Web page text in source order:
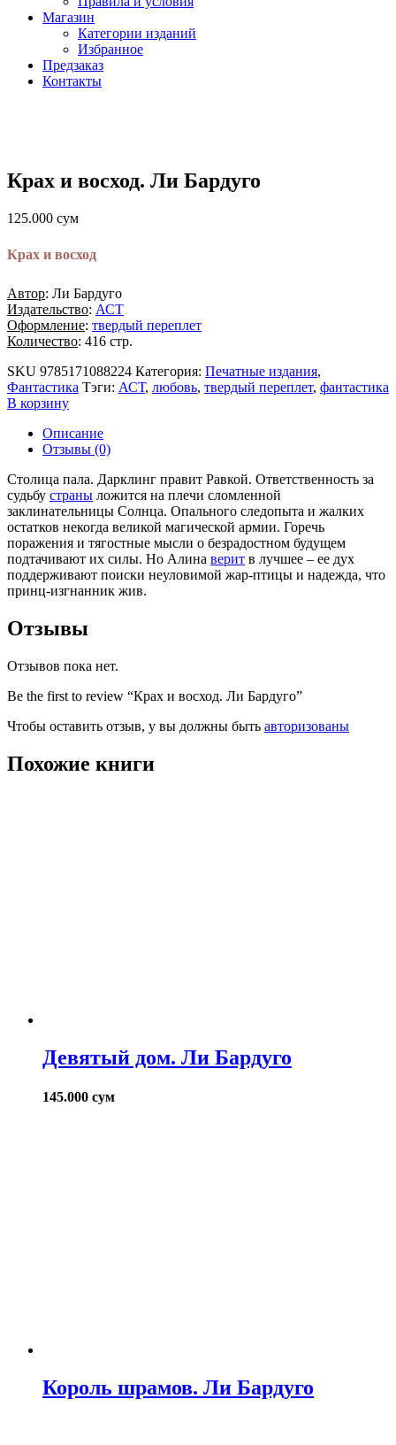
Магазин
Категории изданий
Избранное
Предзаказ
Контакты
Крах и восход. Ли Бардуго
125.000 сум
Крах и восход
Автор: Ли Бардуго
Издательство: АСТ
Оформление: твердый переплет
Количество: 416 стр.
SKU 9785171088224 Категория: Печатные издания,
Фантастика Тэги: АСТ, любовь, твердый переплет, фантастика
В корзину
Описание
Отзывы (0)
Столица пала. Дарклинг правит Равкой. Ответственность за
судьбу страны ложится на плечи сломленной
заклинательницы Солнца. Опального следопыта и жалких
остатков некогда великой магической армии. Горечь
поражения и тягостные мысли о безрадостном будущем
подтачивают их силы. Но Алина верит в лучшее – ее дух
поддерживают поиски неуловимой жар-птицы и надежда, что
принц-изгнанник жив.
Отзывы
Отзывов пока нет.
Be the first to review “Крах и восход. Ли Бардуго”
Чтобы оставить отзыв, у вы должны быть авторизованы
Похожие книги
Девятый дом. Ли Бардуго
145.000 сум
Король шрамов. Ли Бардуго